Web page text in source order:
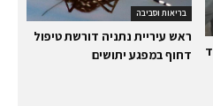
בריאות וסביבה
ראש עיריית נתניה דורשת טיפול
דחוף במפגע יתושים